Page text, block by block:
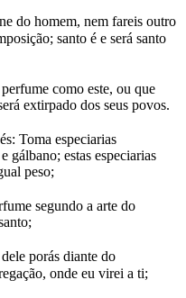
do homem, nem fareis outro
santo é e será santo
como este, ou que
extirpado dos seus povos.
Toma especiarias
gálbano; estas especiarias
peso;
segundo a arte do
porás diante do
onde eu virei a ti;